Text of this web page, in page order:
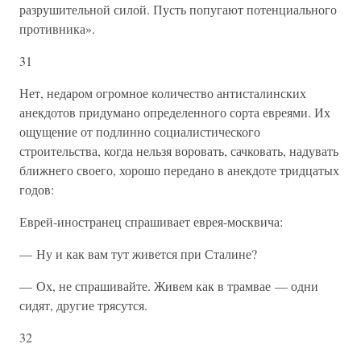
разрушительной силой. Пусть попугают потенциального
противника».
31
Нет, недаром огромное количество антисталинских
анекдотов придумано определенного сорта евреями. Их
ощущение от подлинно социалистического
строительства, когда нельзя воровать, сачковать, надувать
ближнего своего, хорошо передано в анекдоте тридцатых
годов:
Еврей-иностранец спрашивает еврея-москвича:
— Ну и как вам тут живется при Сталине?
— Ох, не спрашивайте. Живем как в трамвае — одни
сидят, другие трясутся.
32